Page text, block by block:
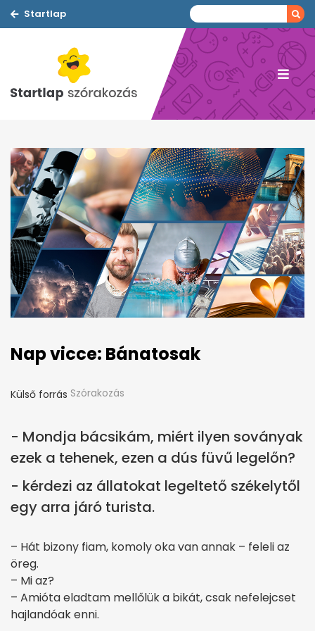
Startlap
Nap vicce: Bánatosak
Külső forrás Szórakozás
- Mondja bácsikám, miért ilyen soványak
ezek a tehenek, ezen a dús füvű legelőn?
- kérdezi az állatokat legeltető székelytől
egy arra járó turista.
– Hát bizony fiam, komoly oka van annak – feleli az
öreg.
– Mi az?
– Amióta eladtam mellőlük a bikát, csak nefelejcset
hajlandóak enni.